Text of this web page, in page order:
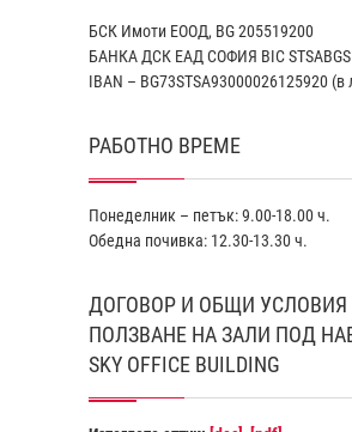
БСК Имоти ЕООД, BG 205519200
БАНКА ДСК EАД СОФИЯ BIC
IBAN – BG73STSA93000026125920 (в
РАБОТНО ВРЕМЕ
Понеделник – петък: 9.00-18.00 ч.
Обедна почивка: 12.30-13.30 ч.
ДОГОВОР И ОБЩИ УСЛОВИЯ
ПОЛЗВАНЕ НА ЗАЛИ ПОД
SKY OFFICE BUILDING